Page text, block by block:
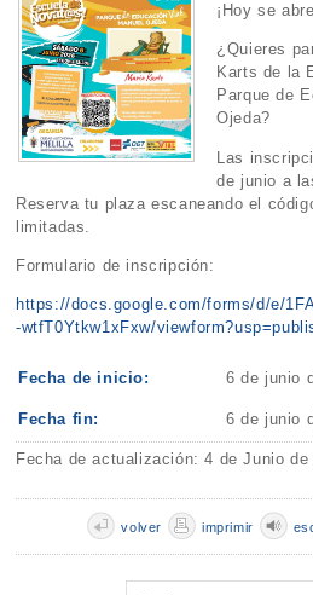
¡Hoy se
¿Quieres
Karts de la
Parque de
Ojeda?
Las
de junio a
Reserva tu plaza escaneando el
limitadas.
Formulario de inscripción:
https://docs.google.com/forms/d/e/
-wtfT0Ytkw1xFxw/
Fecha de inicio: 6 de junio
Fecha fin: 6 de junio
Fecha de actualización: 4 de Junio de
imprimir
volver